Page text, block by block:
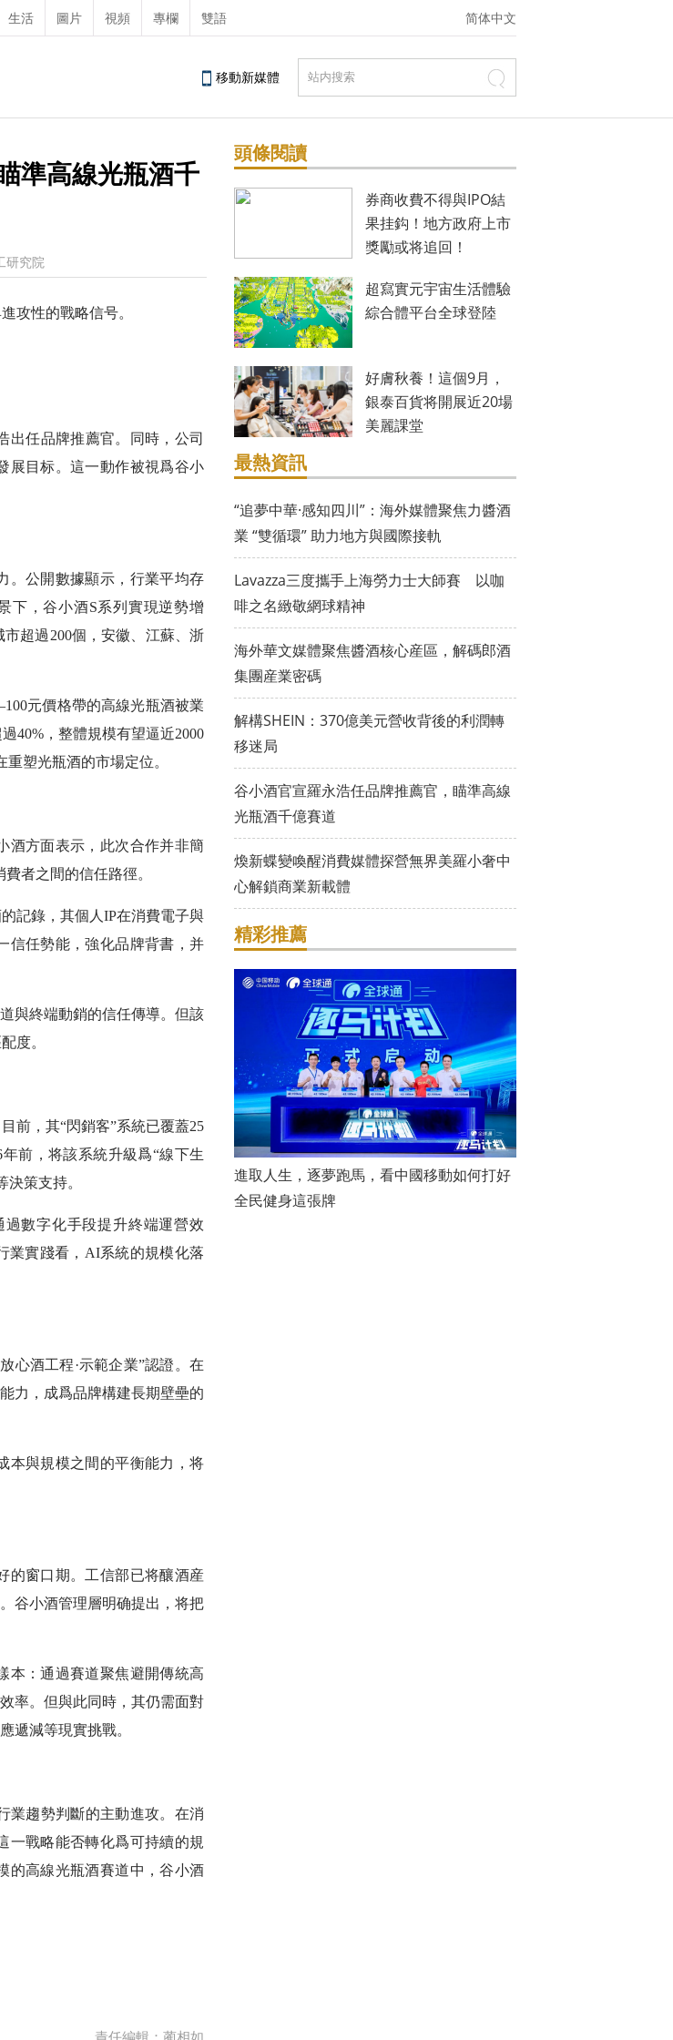
生活 圖片 視頻 專欄 雙語 简体中文
移動新媒體
準高線光瓶酒千
研究院
攻性的戰略信号。
出任品牌推薦官。同時，公司
展目标。這一動作被視爲谷小
。公開數據顯示，行業平均存
下，谷小酒S系列實現逆勢增
超過200個，安徽、江蘇、浙
元價格帶的高線光瓶酒被業
40%，整體規模有望逼近2000
塑光瓶酒的市場定位。
酒方面表示，此次合作并非簡
者之間的信任路徑。
記錄，其個人IP在消費電子與
信任勢能，強化品牌背書，并
與終端動銷的信任傳導。但該
度。
前，其“閃銷客”系統已覆蓋25
前，将該系統升級爲“線下生
策支持。
數字化手段提升終端運營效
業實踐看，AI系統的規模化落
心酒工程·示範企業”認證。在
力，成爲品牌構建長期壁壘的
本與規模之間的平衡能力，将
的窗口期。工信部已将釀酒産
谷小酒管理層明确提出，将把
本：通過賽道聚焦避開傳統高
率。但與此同時，其仍需面對
遞減等現實挑戰。
業趨勢判斷的主動進攻。在消
一戰略能否轉化爲可持續的規
的高線光瓶酒賽道中，谷小酒
責任編輯：蔺相如
頭條閱讀
券商收費不得與IPO結
果挂鈎！地方政府上市
獎勵或将追回！
超寫實元宇宙生活體驗
綜合體平台全球登陸
好膚秋養！這個9月，
銀泰百貨将開展近20場
美麗課堂
最熱資訊
“追夢中華·感知四川”：海外媒體聚焦力醬酒
業 “雙循環” 助力地方與國際接軌
Lavazza三度攜手上海勞力士大師賽 以咖
啡之名緻敬網球精神
海外華文媒體聚焦醬酒核心産區，解碼郎酒
集團産業密碼
解構SHEIN：370億美元營收背後的利潤轉
移迷局
谷小酒官宣羅永浩任品牌推薦官，瞄準高線
光瓶酒千億賽道
煥新蝶變喚醒消費媒體探營無界美羅小奢中
心解鎖商業新載體
精彩推薦
進取人生，逐夢跑馬，看中國移動如何打好
全民健身這張牌